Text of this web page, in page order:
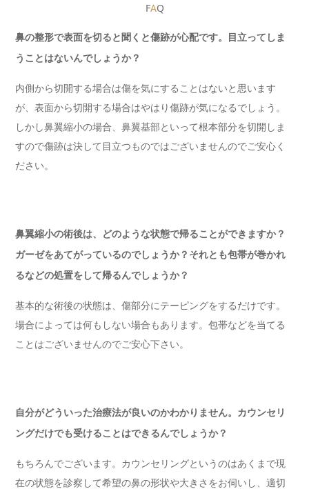
FAQ
鼻の整形で表面を切ると聞くと傷跡が心配です。目立ってしま
うことはないんでしょうか？
内側から切開する場合は傷を気にすることはないと思います
が、表面から切開する場合はやはり傷跡が気になるでしょう。
しかし鼻翼縮小の場合、鼻翼基部といって根本部分を切開しま
すので傷跡は決して目立つものではございませんのでご安心く
ださい。
鼻翼縮小の術後は、どのような状態で帰ることができますか？
ガーゼをあてがっているのでしょうか？それとも包帯が巻かれ
るなどの処置をして帰るんでしょうか？
基本的な術後の状態は、傷部分にテーピングをするだけです。
場合によっては何もしない場合もあります。包帯などを当てる
ことはございませんのでご安心下さい。
自分がどういった治療法が良いのかわかりません。カウンセリ
ングだけでも受けることはできるんでしょうか？
もちろんでございます。カウンセリングというのはあくまで現
在の状態を診察して希望の鼻の形状や大きさをお伺いし、適切